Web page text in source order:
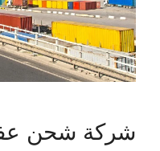
شركة شحن